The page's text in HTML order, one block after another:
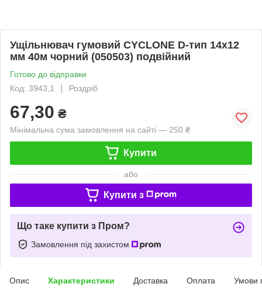
Ущільнювач гумовий CYCLONE D-тип 14х12
мм 40м чорний (050503) подвійний
Готово до відправки
Код: 3943,1
Роздріб
67,30 ₴
Мінімальна сума замовлення на сайті — 250 ₴
Купити
або
Купити з
Що таке купити з Пром?
Замовлення під захистом
Опис Характеристики Доставка Оплата Умови